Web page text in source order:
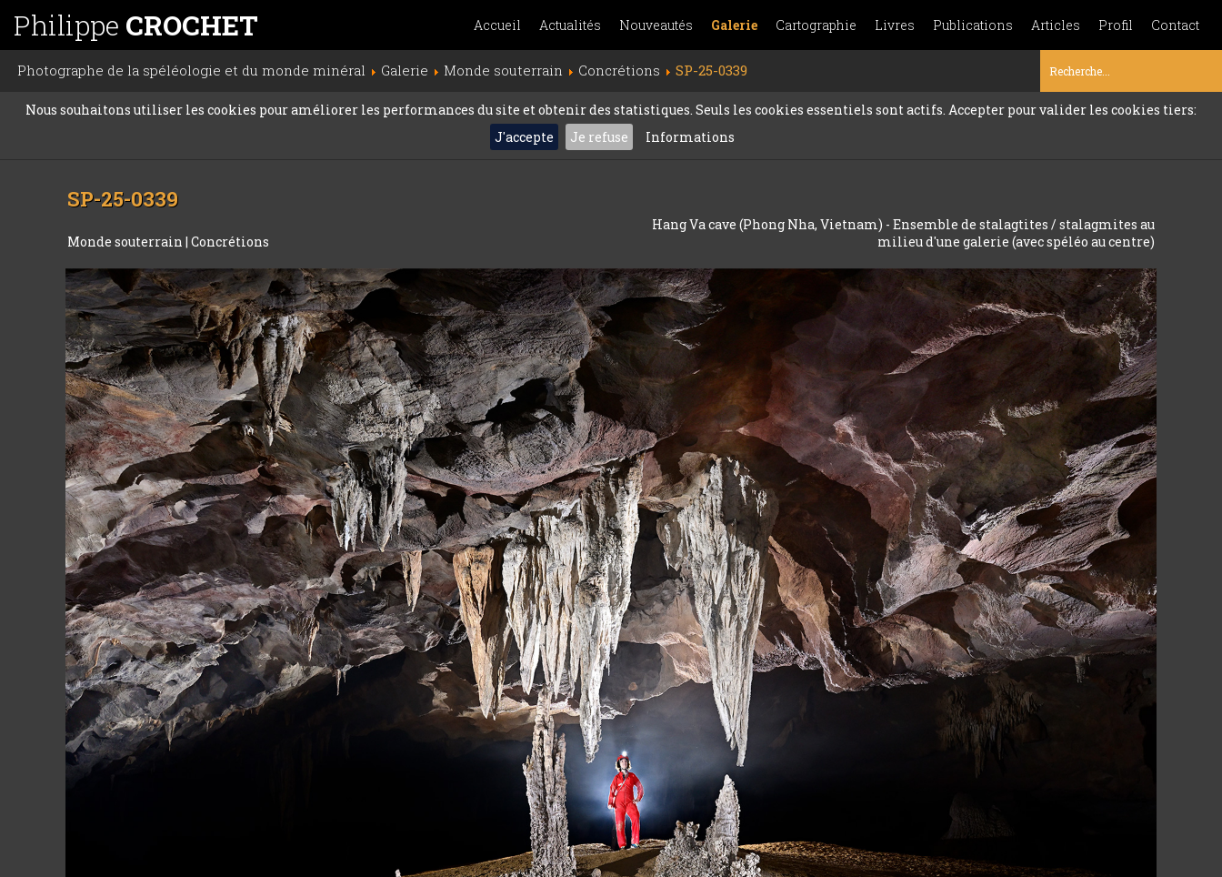
Philippe CROCHET Accueil Actualités Nouveautés Galerie Cartographie Livres Publications Articles Profil Contact
Photographe de la spéléologie et du monde minéral Galerie Monde souterrain Concrétions SP-25-0339
Nous souhaitons utiliser les cookies pour améliorer les performances du site et obtenir des statistiques. Seuls les cookies essentiels sont actifs. Accepter pour valider les cookies tiers:
J'accepte
Je refuse Informations
SP-25-0339
Monde souterrain|Concrétions
Hang Va cave (Phong Nha, Vietnam) - Ensemble de stalagtites / stalagmites au
milieu d'une galerie (avec spéléo au centre)